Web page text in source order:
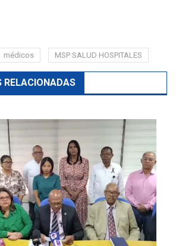
médicos MSP SALUD HOSPITALES
RELACIONADAS